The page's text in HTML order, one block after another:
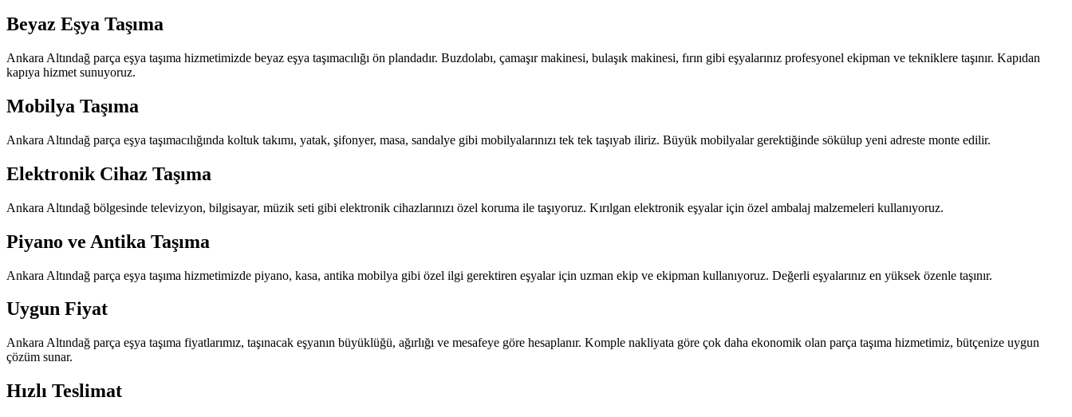
Beyaz Eşya Taşıma
Ankara Altındağ parça eşya taşıma hizmetimizde beyaz eşya taşımacılığı ön plandadır. Buzdolabı, çamaşır makinesi, bulaşık makinesi, fırın gibi eşyalarınız profesyonel ekipman ve tekniklere taşınır. Kapıdan
kapıya hizmet sunuyoruz.
Mobilya Taşıma
Ankara Altındağ parça eşya taşımacılığında koltuk takımı, yatak, şifonyer, masa, sandalye gibi mobilyalarınızı tek tek taşıyab iliriz. Büyük mobilyalar gerektiğinde sökülup yeni adreste monte edilir.
Elektronik Cihaz Taşıma
Ankara Altındağ bölgesinde televizyon, bilgisayar, müzik seti gibi elektronik cihazlarınızı özel koruma ile taşıyoruz. Kırılgan elektronik eşyalar için özel ambalaj malzemeleri kullanıyoruz.
Piyano ve Antika Taşıma
Ankara Altındağ parça eşya taşıma hizmetimizde piyano, kasa, antika mobilya gibi özel ilgi gerektiren eşyalar için uzman ekip ve ekipman kullanıyoruz. Değerli eşyalarınız en yüksek özenle taşınır.
Uygun Fiyat
Ankara Altındağ parça eşya taşıma fiyatlarımız, taşınacak eşyanın büyüklüğü, ağırlığı ve mesafeye göre hesaplanır. Komple nakliyata göre çok daha ekonomik olan parça taşıma hizmetimiz, bütçenize uygun
çözüm sunar.
Hızlı Teslimat